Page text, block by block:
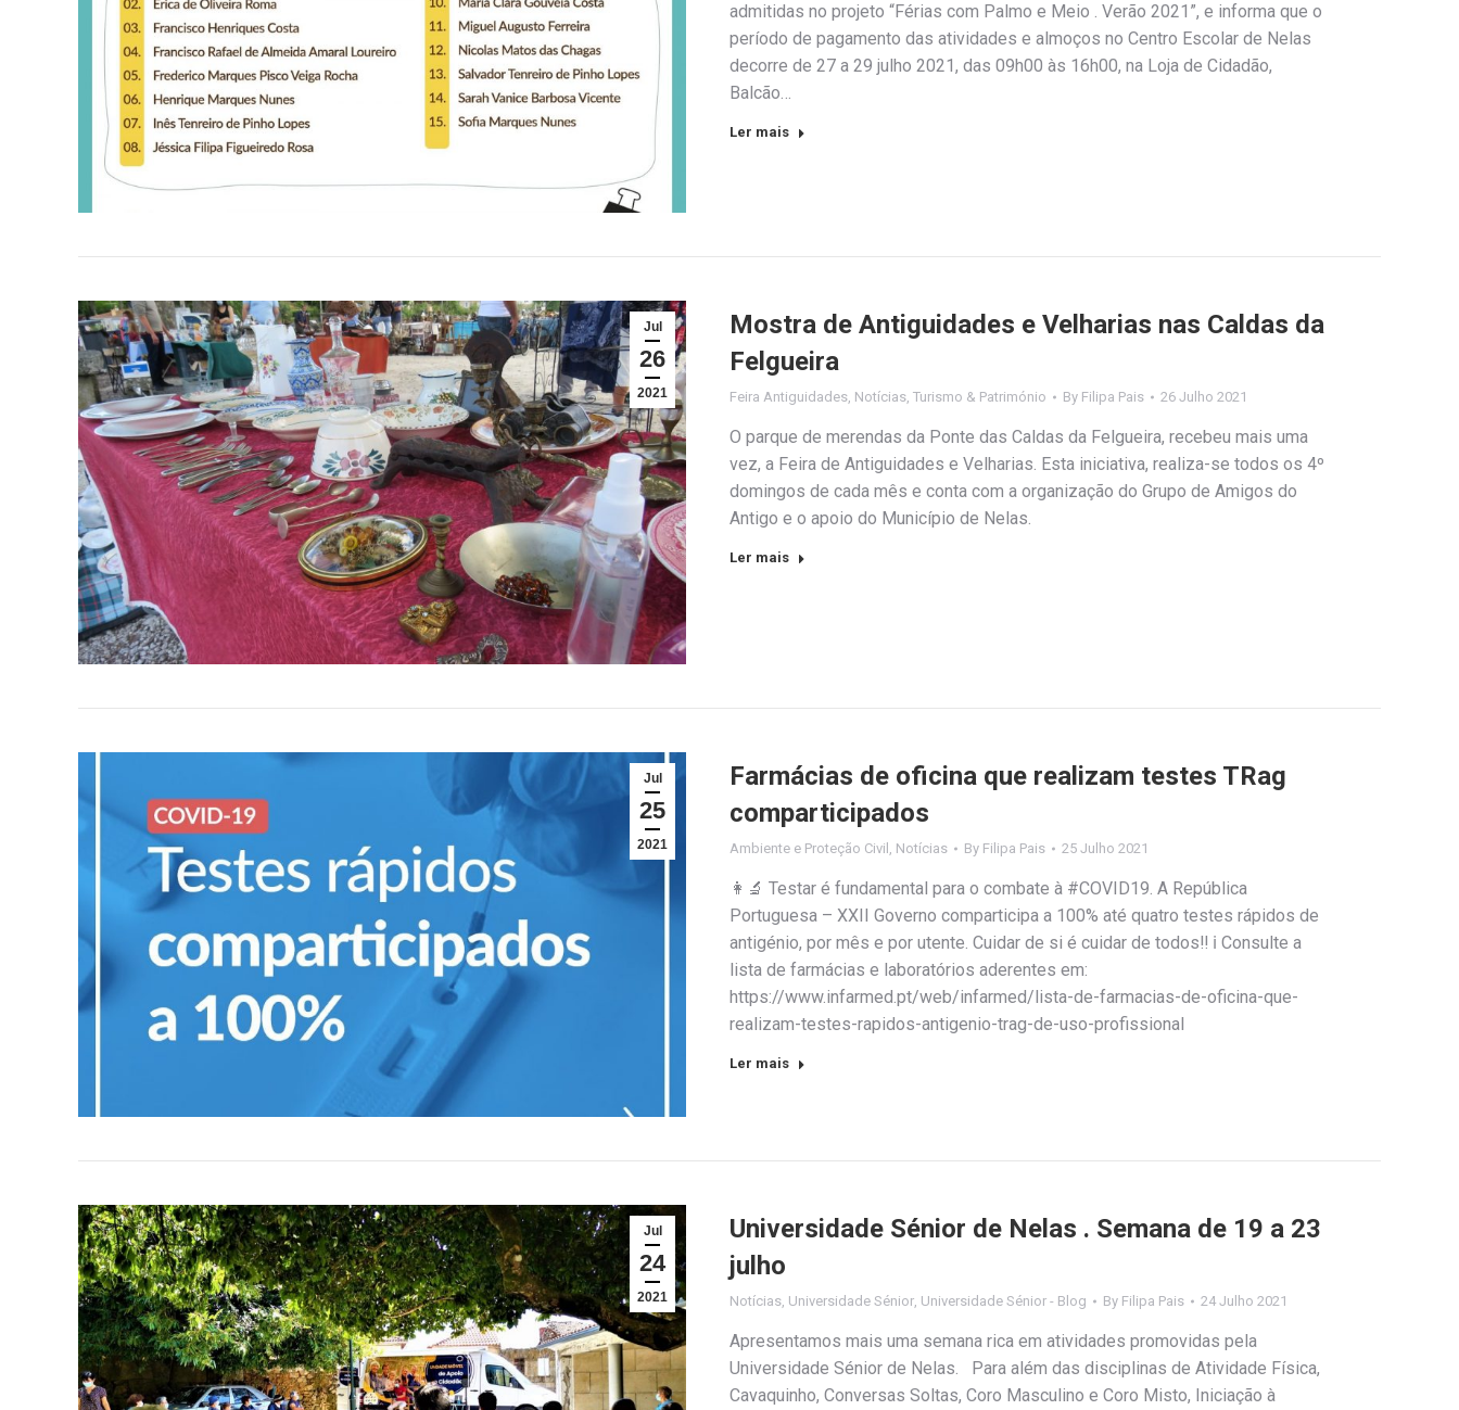
admitidas no projeto “Férias com Palmo e Meio . Verão 2021”, e informa que o
período de pagamento das atividades e almoços no Centro Escolar de Nelas
decorre de 27 a 29 julho 2021, das 09h00 às 16h00, na Loja de Cidadão,
Balcão…
Ler mais
Jul
26
2021
Mostra de Antiguidades e Velharias nas Caldas da
Felgueira
Feira Antiguidades Notícias Turismo & Património By Filipa Pais 26 Julho 2021
O parque de merendas da Ponte das Caldas da Felgueira, recebeu mais uma
vez, a Feira de Antiguidades e Velharias. Esta iniciativa, realiza-se todos os 4º
domingos de cada mês e conta com a organização do Grupo de Amigos do
Antigo e o apoio do Município de Nelas.
Ler mais
Jul
25
2021
Farmácias de oficina que realizam testes TRag
comparticipados
Ambiente e Proteção Civil , Notícias By Filipa Pais 25 Julho 2021
👩‍🔬 Testar é fundamental para o combate à #COVID19. A República
Portuguesa – XXII Governo comparticipa a 100% até quatro testes rápidos de
antigénio, por mês e por utente. Cuidar de si é cuidar de todos‼️ ℹ Consulte a
lista de farmácias e laboratórios aderentes em:
https://www.infarmed.pt/web/infarmed/lista-de-farmacias-de-oficina-que-
realizam-testes-rapidos-antigenio-trag-de-uso-profissional
Ler mais
Jul
24
2021
Universidade Sénior de Nelas . Semana de 19 a 23
julho
Notícias Universidade Sénior Universidade Sénior - Blog By Filipa Pais 24 Julho 2021
Apresentamos mais uma semana rica em atividades promovidas pela
Universidade Sénior de Nelas. Para além das disciplinas de Atividade Física,
Cavaquinho, Conversas Soltas, Coro Masculino e Coro Misto, Iniciação à